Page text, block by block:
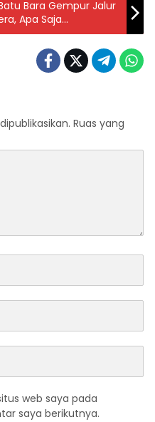
Bara Gempur Jalur
Apa Saja
Ruas yang
web saya pada
saya berikutnya.